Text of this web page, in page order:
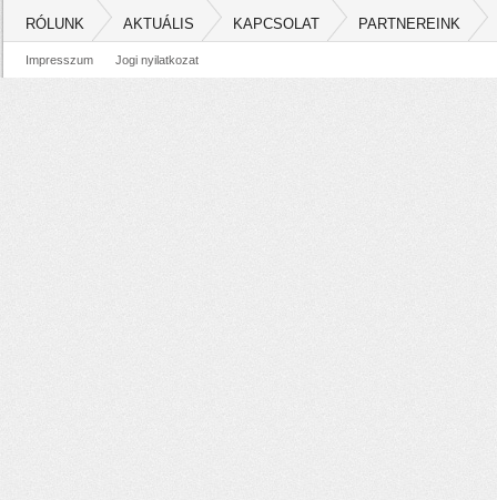
RÓLUNK AKTUÁLIS KAPCSOLAT PARTNEREINK
Impresszum Jogi nyilatkozat